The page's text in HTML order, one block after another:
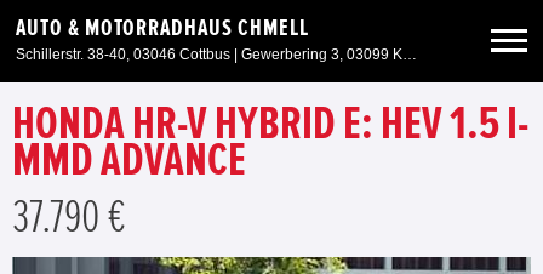
AUTO & MOTORRADHAUS CHMELL
Schillerstr. 38-40, 03046 Cottbus | Gewerbering 3, 03099 Kolkwitz OT Krieschow
Neuwagen
HONDA HR-V HYBRID E: HEV 1.5 I-
MMD ADVANCE
37.790 €